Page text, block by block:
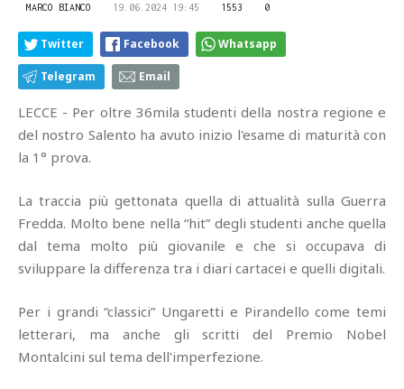
MARCO BIANCO 19.06.2024 19:45 1553 0
Twitter Facebook Whatsapp
Telegram Email
LECCE - Per oltre 36mila studenti della nostra regione e
del nostro Salento ha avuto inizio l'esame di maturità con
la 1° prova.
La traccia più gettonata quella di attualità sulla Guerra
Fredda. Molto bene nella “hit” degli studenti anche quella
dal tema molto più giovanile e che si occupava di
sviluppare la differenza tra i diari cartacei e quelli digitali.
Per i grandi “classici” Ungaretti e Pirandello come temi
letterari, ma anche gli scritti del Premio Nobel
Montalcini sul tema dell'imperfezione.